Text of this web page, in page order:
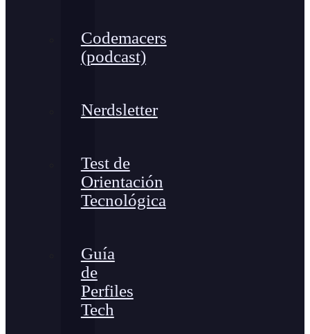
Codemacers
(podcast)
Nerdsletter
Test de
Orientación
Tecnológica
Guía
de
Perfiles
Tech